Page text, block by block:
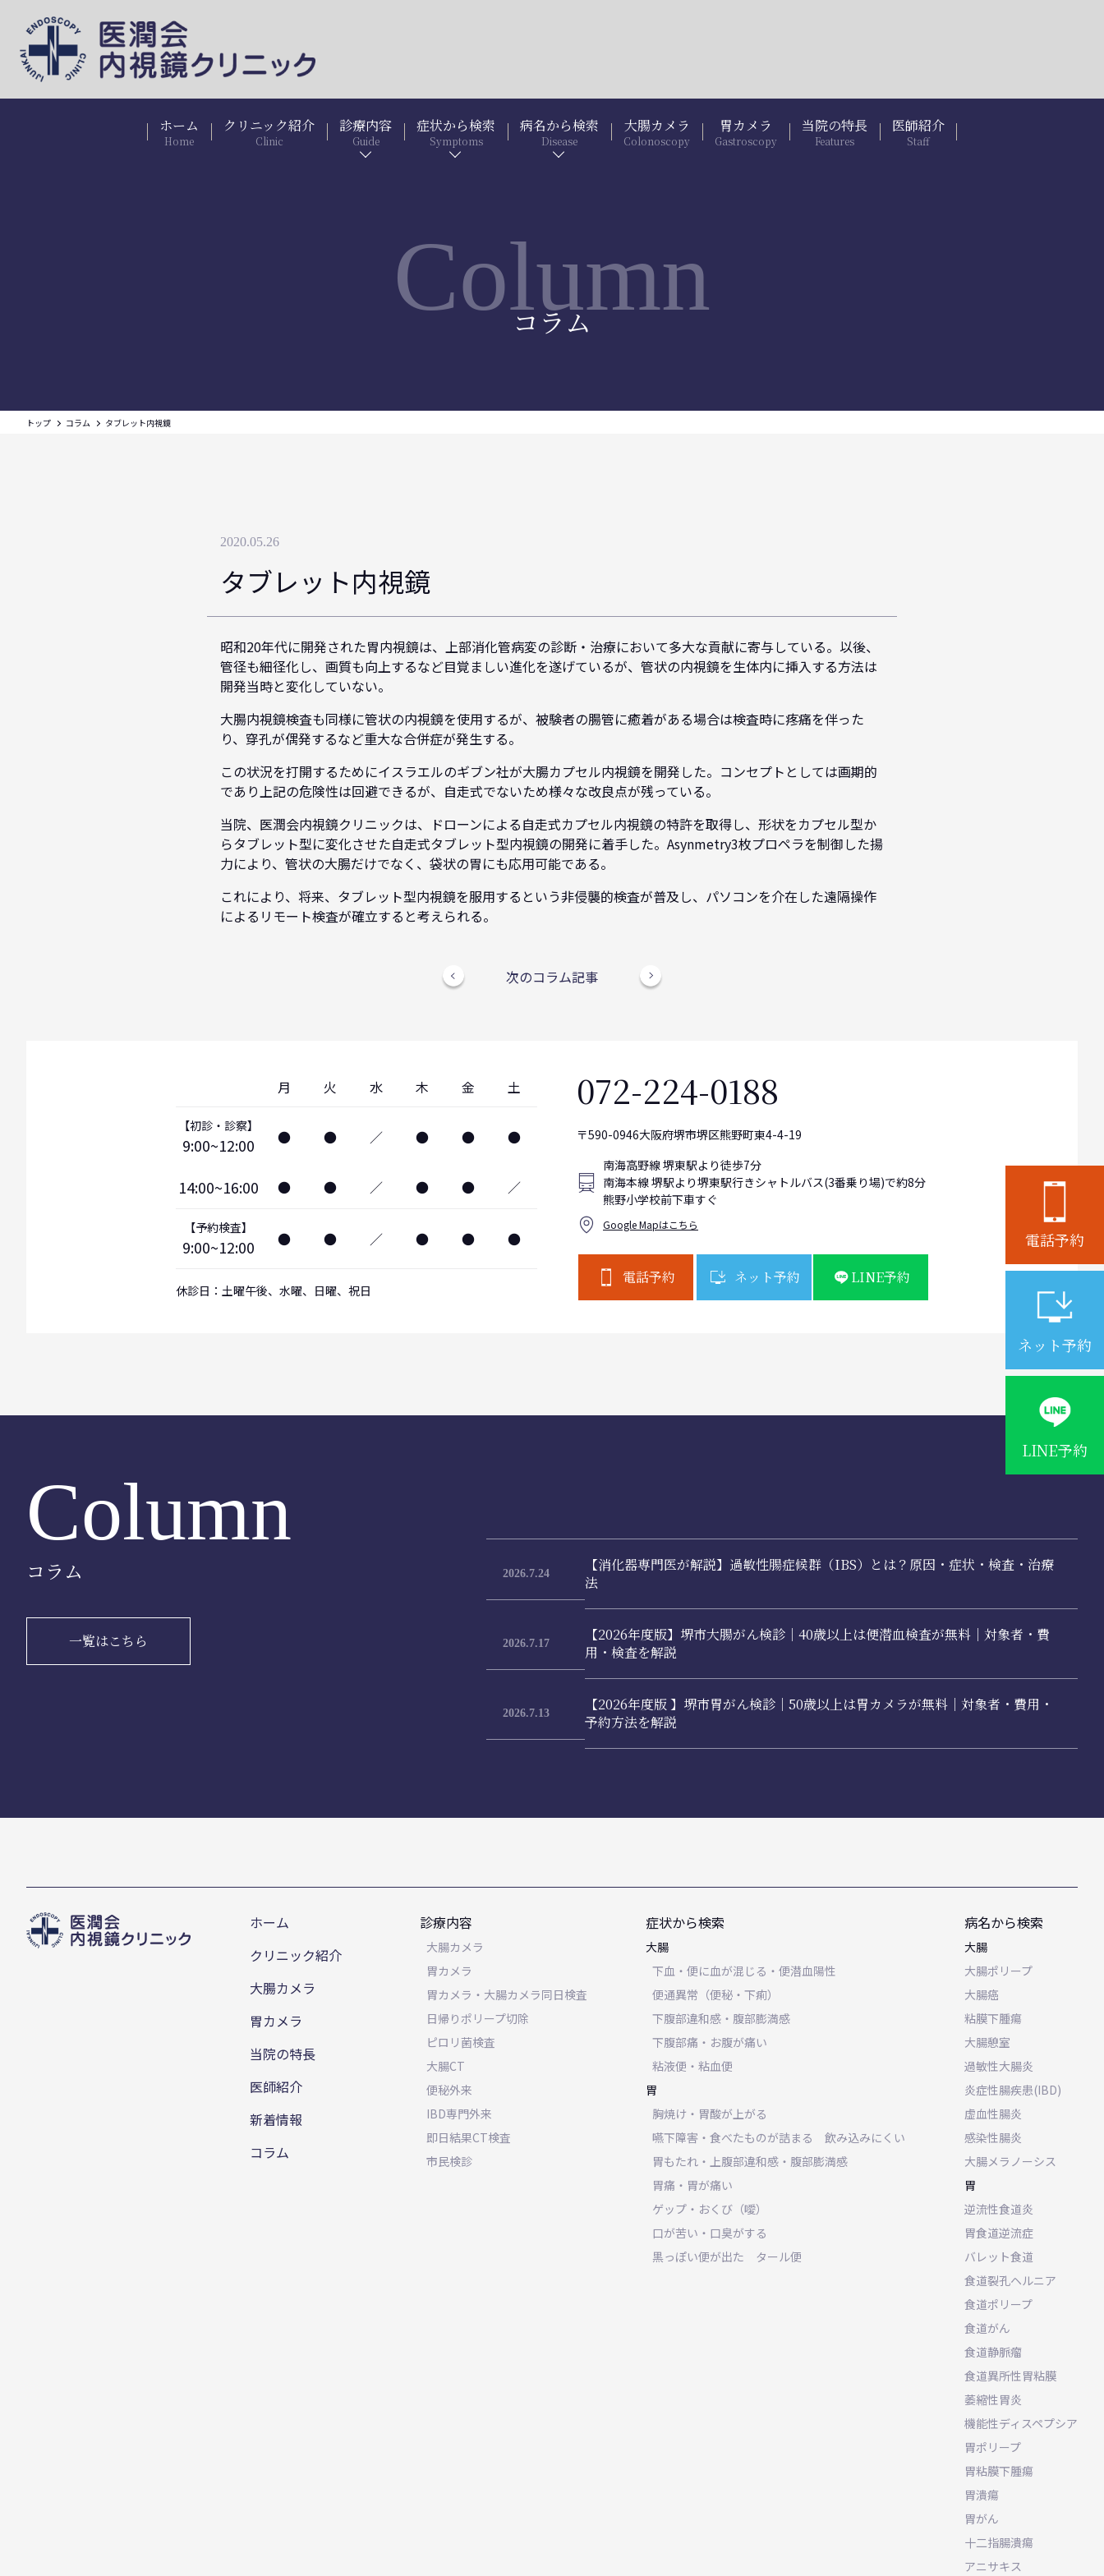
ホーム
Home
クリニック紹介
Clinic
診療内容
Guide
症状から検索
Symptoms
病名から検索
Disease
大腸カメラ
Colonoscopy
胃カメラ
Gastroscopy
当院の特長
Features
医師紹介
Staff
電話予約
ネット予約
LINE予約
Column
コラム
トップ コラム タブレット内視鏡
2020.05.26
タブレット内視鏡
昭和20年代に開発された胃内視鏡は、上部消化管病変の診断・治療において多大な貢献に寄与している。以後、
管径も細径化し、画質も向上するなど目覚ましい進化を遂げているが、管状の内視鏡を生体内に挿入する方法は
開発当時と変化していない。
大腸内視鏡検査も同様に管状の内視鏡を使用するが、被験者の腸管に癒着がある場合は検査時に疼痛を伴った
り、穿孔が偶発するなど重大な合併症が発生する。
この状況を打開するためにイスラエルのギブン社が大腸カプセル内視鏡を開発した。コンセプトとしては画期的
であり上記の危険性は回避できるが、自走式でないため様々な改良点が残っている。
当院、医潤会内視鏡クリニックは、ドローンによる自走式カプセル内視鏡の特許を取得し、形状をカプセル型か
らタブレット型に変化させた自走式タブレット型内視鏡の開発に着手した。Asynmetry3枚プロペラを制御した揚
力により、管状の大腸だけでなく、袋状の胃にも応用可能である。
これにより、将来、タブレット型内視鏡を服用するという非侵襲的検査が普及し、パソコンを介在した遠隔操作
によるリモート検査が確立すると考えられる。
次のコラム記事
月 火 水 木 金 土
【初診・診察】
9:00~12:00 ● ● ／ ● ● ●
14:00~16:00 ● ● ／ ● ● ／
【予約検査】
9:00~12:00 ● ● ／ ● ● ●
休診日：土曜午後、水曜、日曜、祝日
072-224-0188
〒590-0946大阪府堺市堺区熊野町東4-4-19
南海高野線 堺東駅より徒歩7分
南海本線 堺駅より堺東駅行きシャトルバス(3番乗り場)で約8分
熊野小学校前下車すぐ
Google Mapはこちら
電話予約 ネット予約 LINE予約
Column
コラム
一覧はこちら
2026.7.24
【消化器専門医が解説】過敏性腸症候群（IBS）とは？原因・症状・検査・治療
法
2026.7.17
【2026年度版】堺市大腸がん検診｜40歳以上は便潜血検査が無料｜対象者・費
用・検査を解説
2026.7.13
【2026年度版 】堺市胃がん検診｜50歳以上は胃カメラが無料｜対象者・費用・
予約方法を解説
ホーム
クリニック紹介
大腸カメラ
胃カメラ
当院の特長
医師紹介
新着情報
コラム
診療内容
大腸カメラ
胃カメラ
胃カメラ・大腸カメラ同日検査
日帰りポリープ切除
ピロリ菌検査
大腸CT
便秘外来
IBD専門外来
即日結果CT検査
市民検診
症状から検索
大腸
下血・便に血が混じる・便潜血陽性
便通異常（便秘・下痢）
下腹部違和感・腹部膨満感
下腹部痛・お腹が痛い
粘液便・粘血便
胃
胸焼け・胃酸が上がる
嚥下障害・食べたものが詰まる 飲み込みにくい
胃もたれ・上腹部違和感・腹部膨満感
胃痛・胃が痛い
ゲップ・おくび（噯）
口が苦い・口臭がする
黒っぽい便が出た タール便
病名から検索
大腸
大腸ポリープ
大腸癌
粘膜下腫瘍
大腸憩室
過敏性大腸炎
炎症性腸疾患(IBD)
虚血性腸炎
感染性腸炎
大腸メラノーシス
胃
逆流性食道炎
胃食道逆流症
バレット食道
食道裂孔ヘルニア
食道ポリープ
食道がん
食道静脈瘤
食道異所性胃粘膜
萎縮性胃炎
機能性ディスペプシア
胃ポリープ
胃粘膜下腫瘍
胃潰瘍
胃がん
十二指腸潰瘍
アニサキス